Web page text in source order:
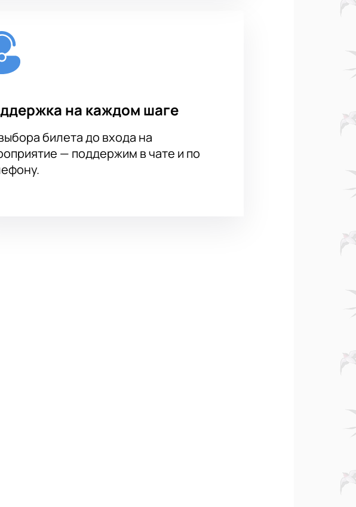
на каждом шаге
билета до входа на
— поддержим в чате и по